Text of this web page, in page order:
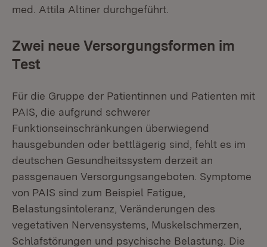
med. Attila Altiner durchgeführt.
Zwei neue Versorgungsformen im
Test
Für die Gruppe der Patientinnen und Patienten mit
PAIS, die aufgrund schwerer
Funktionseinschränkungen überwiegend
hausgebunden oder bettlägerig sind, fehlt es im
deutschen Gesundheitssystem derzeit an
passgenauen Versorgungsangeboten. Symptome
von PAIS sind zum Beispiel Fatigue,
Belastungsintoleranz, Veränderungen des
vegetativen Nervensystems, Muskelschmerzen,
Schlafstörungen und psychische Belastung. Die